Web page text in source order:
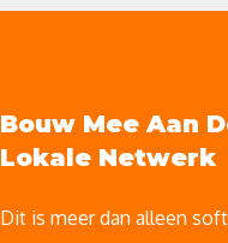
Bouw Mee Aan
Lokale Netwerk
Dit is meer dan alleen